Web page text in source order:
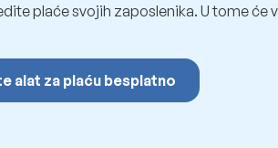
plaće svojih zaposlenika. U tome
alat za plaću besplatno